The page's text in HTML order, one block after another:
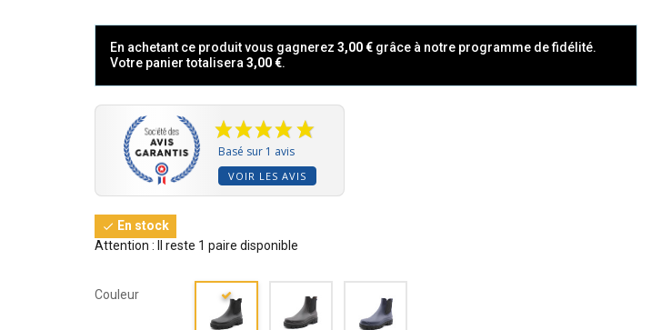
En achetant ce produit vous gagnerez 3,00 € grâce à notre programme de fidélité.
Votre panier totalisera 3,00 €.
Basé sur 1 avis
VOIR LES AVIS
 En stock
Attention : Il reste 1 paire disponible
Couleur